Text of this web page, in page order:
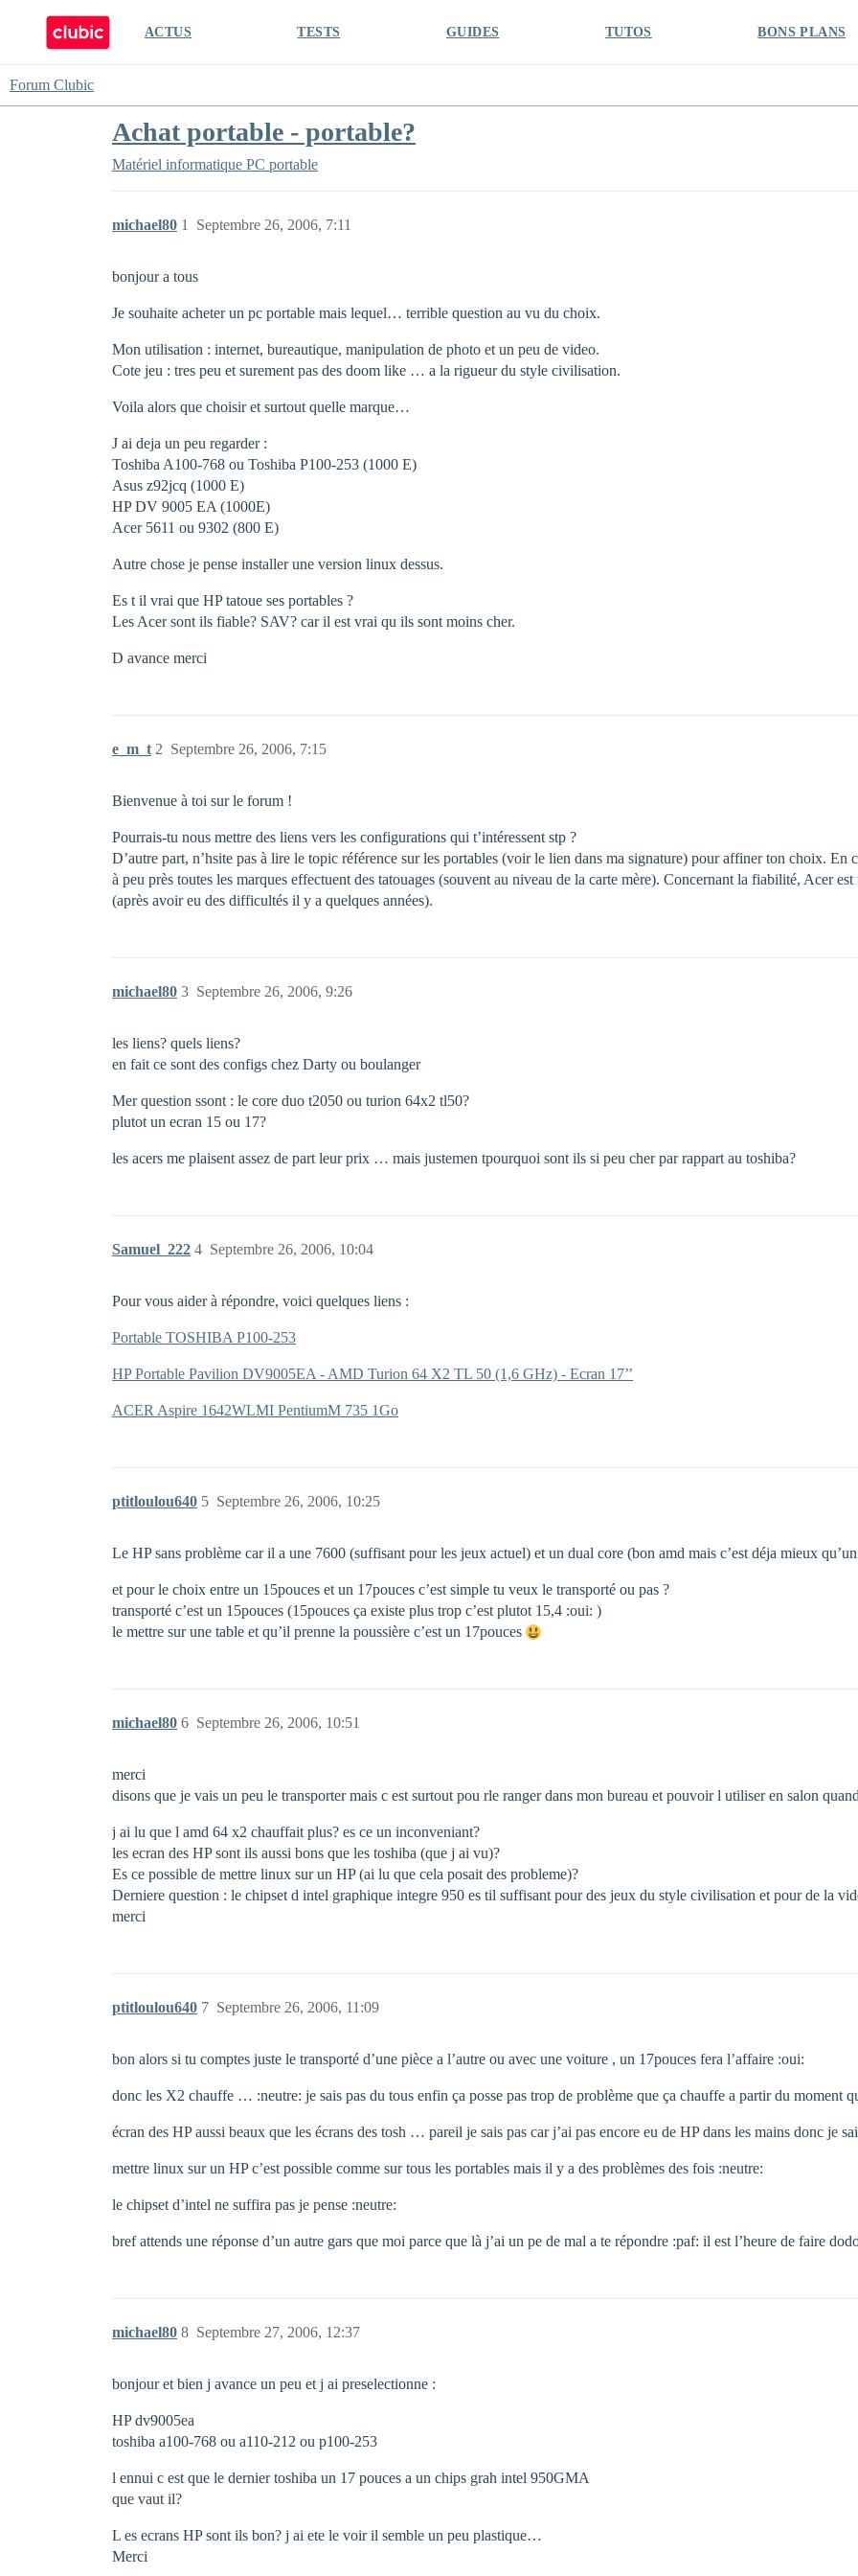
ACTUS TESTS GUIDES TUTOS BONS PLANS
Forum Clubic
Achat portable - portable?
Matériel informatique PC portable
michael80 Septembre 26, 2006, 7:11
1
bonjour a tous
Je souhaite acheter un pc portable mais lequel… terrible question au vu du choix.
Mon utilisation : internet, bureautique, manipulation de photo et un peu de video.
Cote jeu : tres peu et surement pas des doom like … a la rigueur du style civilisation.
Voila alors que choisir et surtout quelle marque…
J ai deja un peu regarder :
Toshiba A100-768 ou Toshiba P100-253 (1000 E)
Asus z92jcq (1000 E)
HP DV 9005 EA (1000E)
Acer 5611 ou 9302 (800 E)
Autre chose je pense installer une version linux dessus.
Es t il vrai que HP tatoue ses portables ?
Les Acer sont ils fiable? SAV? car il est vrai qu ils sont moins cher.
D avance merci
e_m_t Septembre 26, 2006, 7:15
2
Bienvenue à toi sur le forum !
Pourrais-tu nous mettre des liens vers les configurations qui t’intéressent stp ?
D’autre part, n’hsite pas à lire le topic référence sur les portables (voir le lien dans ma signature) pour affiner ton choix. En
à peu près toutes les marques effectuent des tatouages (souvent au niveau de la carte mère). Concernant la fiabilité, Acer
(après avoir eu des difficultés il y a quelques années).
michael80 Septembre 26, 2006, 9:26
3
les liens? quels liens?
en fait ce sont des configs chez Darty ou boulanger
Mer question ssont : le core duo t2050 ou turion 64x2 tl50?
plutot un ecran 15 ou 17?
les acers me plaisent assez de part leur prix … mais justemen tpourquoi sont ils si peu cher par rappart au toshiba?
Samuel_222 Septembre 26, 2006, 10:04
4
Pour vous aider à répondre, voici quelques liens :
Portable TOSHIBA P100-253
HP Portable Pavilion DV9005EA - AMD Turion 64 X2 TL 50 (1,6 GHz) - Ecran 17’’
ACER Aspire 1642WLMI PentiumM 735 1Go
ptitloulou640 Septembre 26, 2006, 10:25
5
Le HP sans problème car il a une 7600 (suffisant pour les jeux actuel) et un dual core (bon amd mais c’est déja mieux
et pour le choix entre un 15pouces et un 17pouces c’est simple tu veux le transporté ou pas ?
transporté c’est un 15pouces (15pouces ça existe plus trop c’est plutot 15,4 :oui: )
le mettre sur une table et qu’il prenne la poussière c’est un 17pouces
michael80 Septembre 26, 2006, 10:51
6
merci
disons que je vais un peu le transporter mais c est surtout pou rle ranger dans mon bureau et pouvoir l utiliser en salon
j ai lu que l amd 64 x2 chauffait plus? es ce un inconveniant?
les ecran des HP sont ils aussi bons que les toshiba (que j ai vu)?
Es ce possible de mettre linux sur un HP (ai lu que cela posait des probleme)?
Derniere question : le chipset d intel graphique integre 950 es til suffisant pour des jeux du style civilisation et pour de la
merci
ptitloulou640 Septembre 26, 2006, 11:09
7
bon alors si tu comptes juste le transporté d’une pièce a l’autre ou avec une voiture , un 17pouces fera l’affaire :oui:
donc les X2 chauffe … :neutre: je sais pas du tous enfin ça posse pas trop de problème que ça chauffe a partir du moment
écran des HP aussi beaux que les écrans des tosh … pareil je sais pas car j’ai pas encore eu de HP dans les mains donc je
mettre linux sur un HP c’est possible comme sur tous les portables mais il y a des problèmes des fois :neutre:
le chipset d’intel ne suffira pas je pense :neutre:
bref attends une réponse d’un autre gars que moi parce que là j’ai un pe de mal a te répondre :paf: il est l’heure de faire
michael80 Septembre 27, 2006, 12:37
8
bonjour et bien j avance un peu et j ai preselectionne :
HP dv9005ea
toshiba a100-768 ou a110-212 ou p100-253
l ennui c est que le dernier toshiba un 17 pouces a un chips grah intel 950GMA
que vaut il?
L es ecrans HP sont ils bon? j ai ete le voir il semble un peu plastique…
Merci